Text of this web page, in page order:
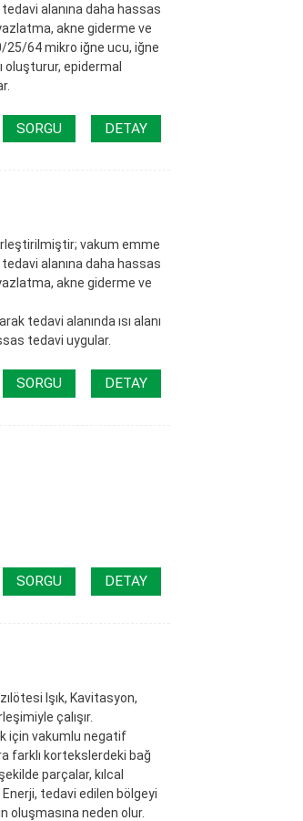
alanına daha hassas
akne giderme ve
64 mikro iğne ucu, iğne
oluşturur, epidermal
SORGU DETAY
vakum emme
alanına daha hassas
akne giderme ve
tedavi alanında ısı alanı
tedavi uygular.
SORGU DETAY
SORGU DETAY
Işık, Kavitasyon,
çalışır.
için vakumlu negatif
farklı kortekslerdeki bağ
parçalar, kılcal
Enerji, tedavi edilen bölgeyi
oluşmasına neden olur.